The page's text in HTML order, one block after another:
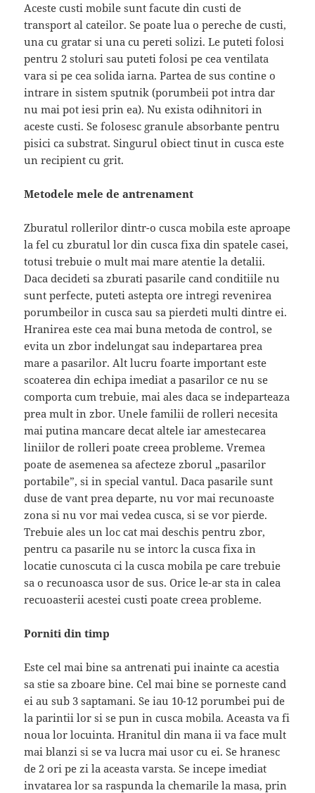
Aceste custi mobile sunt facute din custi de
transport al cateilor. Se poate lua o pereche de custi,
una cu gratar si una cu pereti solizi. Le puteti folosi
pentru 2 stoluri sau puteti folosi pe cea ventilata
vara si pe cea solida iarna. Partea de sus contine o
intrare in sistem sputnik (porumbeii pot intra dar
nu mai pot iesi prin ea). Nu exista odihnitori in
aceste custi. Se folosesc granule absorbante pentru
pisici ca substrat. Singurul obiect tinut in cusca este
un recipient cu grit.
Metodele mele de antrenament
Zburatul rollerilor dintr-o cusca mobila este aproape
la fel cu zburatul lor din cusca fixa din spatele casei,
totusi trebuie o mult mai mare atentie la detalii.
Daca decideti sa zburati pasarile cand conditiile nu
sunt perfecte, puteti astepta ore intregi revenirea
porumbeilor in cusca sau sa pierdeti multi dintre ei.
Hranirea este cea mai buna metoda de control, se
evita un zbor indelungat sau indepartarea prea
mare a pasarilor. Alt lucru foarte important este
scoaterea din echipa imediat a pasarilor ce nu se
comporta cum trebuie, mai ales daca se indeparteaza
prea mult in zbor. Unele familii de rolleri necesita
mai putina mancare decat altele iar amestecarea
liniilor de rolleri poate creea probleme. Vremea
poate de asemenea sa afecteze zborul „pasarilor
portabile”, si in special vantul. Daca pasarile sunt
duse de vant prea departe, nu vor mai recunoaste
zona si nu vor mai vedea cusca, si se vor pierde.
Trebuie ales un loc cat mai deschis pentru zbor,
pentru ca pasarile nu se intorc la cusca fixa in
locatie cunoscuta ci la cusca mobila pe care trebuie
sa o recunoasca usor de sus. Orice le-ar sta in calea
recuoasterii acestei custi poate creea probleme.
Porniti din timp
Este cel mai bine sa antrenati pui inainte ca acestia
sa stie sa zboare bine. Cel mai bine se porneste cand
ei au sub 3 saptamani. Se iau 10-12 porumbei pui de
la parintii lor si se pun in cusca mobila. Aceasta va fi
noua lor locuinta. Hranitul din mana ii va face mult
mai blanzi si se va lucra mai usor cu ei. Se hranesc
de 2 ori pe zi la aceasta varsta. Se incepe imediat
invatarea lor sa raspunda la chemarile la masa, prin